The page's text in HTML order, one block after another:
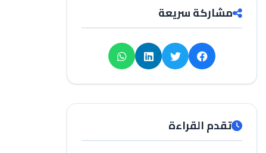
مشاركة سريعة
تقدم القراءة